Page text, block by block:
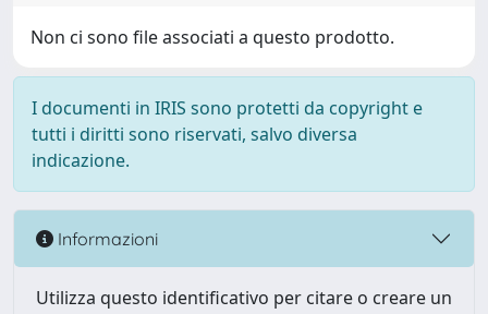
Non ci sono file associati a questo prodotto.
I documenti in IRIS sono protetti da copyright e
tutti i diritti sono riservati, salvo diversa
indicazione.
Informazioni
Utilizza questo identificativo per citare o creare un